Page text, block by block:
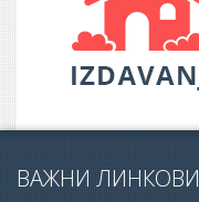
ВАЖНИ ЛИНКОВИ